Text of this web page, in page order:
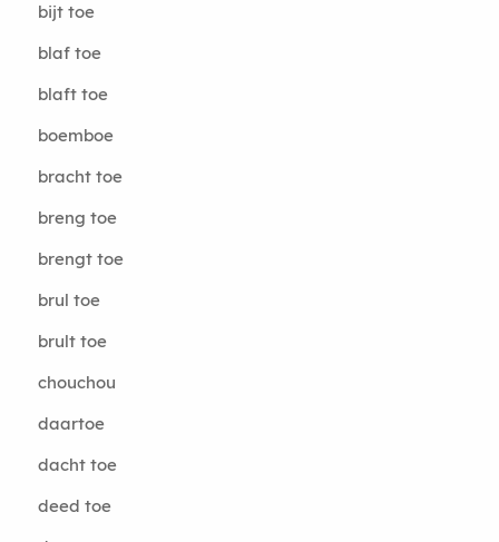
bijt toe
blaf toe
blaft toe
boemboe
bracht toe
breng toe
brengt toe
brul toe
brult toe
chouchou
daartoe
dacht toe
deed toe